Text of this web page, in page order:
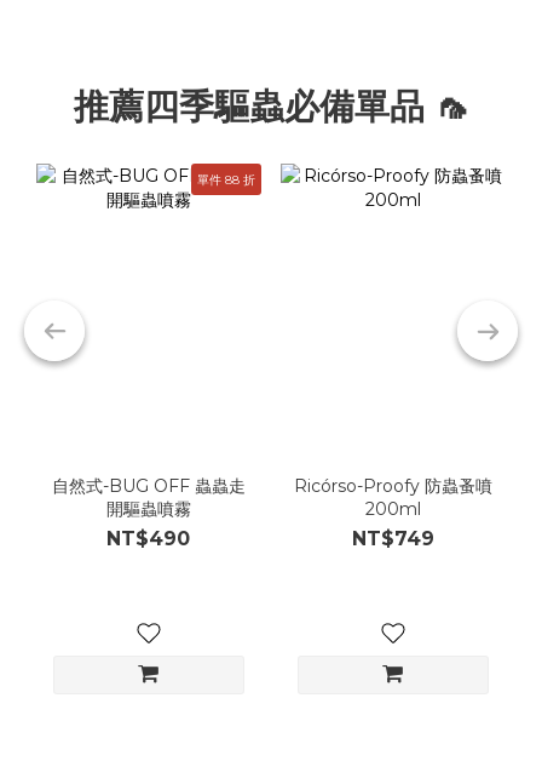
推薦四季驅蟲必備單品 🦟
單件 88 折
自然式-BUG OFF 蟲蟲走
開驅蟲噴霧
NT$490
Ricórso-Proofy 防蟲蚤噴
200ml
NT$749